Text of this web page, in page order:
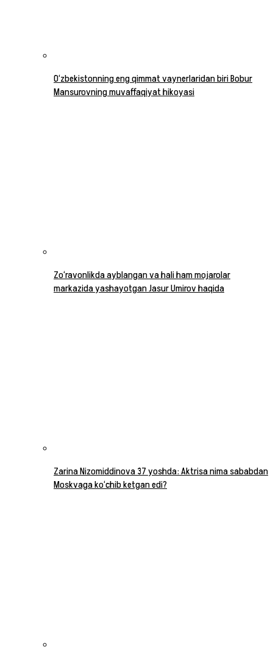
O‘zbekistonning eng qimmat vaynerlaridan biri Bobur
Mansurovning muvaffaqiyat hikoyasi
Zo‘ravonlikda ayblangan va hali ham mojarolar
markazida yashayotgan Jasur Umirov haqida
Zarina Nizomiddinova 37 yoshda: Aktrisa nima sababdan
Moskvaga ko‘chib ketgan edi?